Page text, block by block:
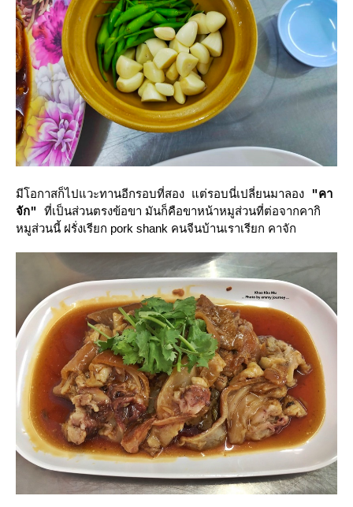
มีโอกาสก็ไปแวะทานอีกรอบที่สอง แต่รอบนี่เปลี่ยนมาลอง "คา
จัก" ที่เป็นส่วนตรงข้อขา มันก็คือขาหน้าหมูส่วนที่ต่อจากคากิ
หมูส่วนนี้ ฝรั่งเรียก pork shank คนจีนบ้านเราเรียก คาจัก